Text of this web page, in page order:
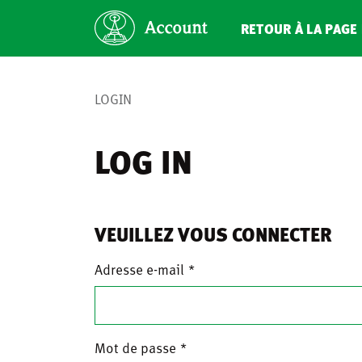
RETOUR À LA
LOGIN
LOG IN
VEUILLEZ VOUS CONNECTER
Adresse e-mail
Mot de passe